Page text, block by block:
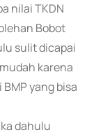
nilai TKDN
Bobot
sulit dicapai
karena
yang bisa
dahulu